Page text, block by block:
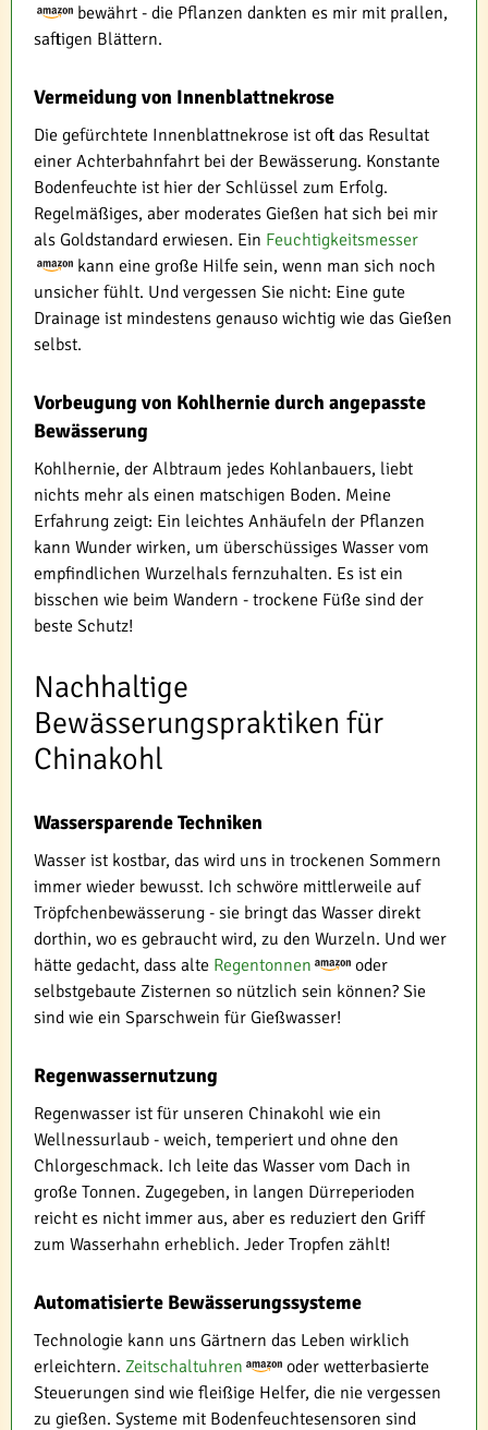
bewährt - die Pflanzen dankten es mir mit prallen,
saftigen Blättern.
Vermeidung von Innenblattnekrose
Die gefürchtete Innenblattnekrose ist oft das Resultat
einer Achterbahnfahrt bei der Bewässerung. Konstante
Bodenfeuchte ist hier der Schlüssel zum Erfolg.
Regelmäßiges, aber moderates Gießen hat sich bei mir
als Goldstandard erwiesen. Ein Feuchtigkeitsmesser
kann eine große Hilfe sein, wenn man sich noch
unsicher fühlt. Und vergessen Sie nicht: Eine gute
Drainage ist mindestens genauso wichtig wie das Gießen
selbst.
Vorbeugung von Kohlhernie durch angepasste
Bewässerung
Kohlhernie, der Albtraum jedes Kohlanbauers, liebt
nichts mehr als einen matschigen Boden. Meine
Erfahrung zeigt: Ein leichtes Anhäufeln der Pflanzen
kann Wunder wirken, um überschüssiges Wasser vom
empfindlichen Wurzelhals fernzuhalten. Es ist ein
bisschen wie beim Wandern - trockene Füße sind der
beste Schutz!
Nachhaltige
Bewässerungspraktiken für
Chinakohl
Wassersparende Techniken
Wasser ist kostbar, das wird uns in trockenen Sommern
immer wieder bewusst. Ich schwöre mittlerweile auf
Tröpfchenbewässerung - sie bringt das Wasser direkt
dorthin, wo es gebraucht wird, zu den Wurzeln. Und wer
hätte gedacht, dass alte Regentonnen
oder
selbstgebaute Zisternen so nützlich sein können? Sie
sind wie ein Sparschwein für Gießwasser!
Regenwassernutzung
Regenwasser ist für unseren Chinakohl wie ein
Wellnessurlaub - weich, temperiert und ohne den
Chlorgeschmack. Ich leite das Wasser vom Dach in
große Tonnen. Zugegeben, in langen Dürreperioden
reicht es nicht immer aus, aber es reduziert den Griff
zum Wasserhahn erheblich. Jeder Tropfen zählt!
Automatisierte Bewässerungssysteme
Technologie kann uns Gärtnern das Leben wirklich
erleichtern. Zeitschaltuhren
oder wetterbasierte
Steuerungen sind wie fleißige Helfer, die nie vergessen
zu gießen. Systeme mit Bodenfeuchtesensoren sind